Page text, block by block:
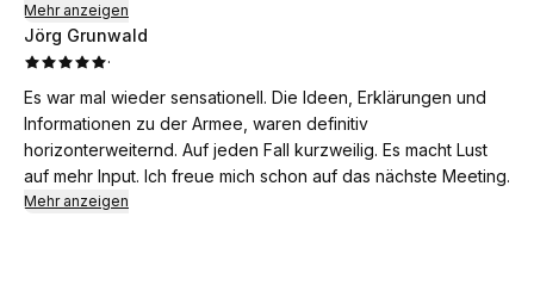
Mehr anzeigen
Jörg Grunwald
·
Es war mal wieder sensationell. Die Ideen, Erklärungen und
Informationen zu der Armee, waren definitiv
horizonterweiternd. Auf jeden Fall kurzweilig. Es macht Lust
auf mehr Input. Ich freue mich schon auf das nächste Meeting.
Mehr anzeigen